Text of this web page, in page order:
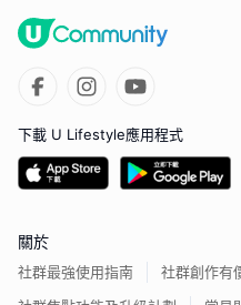
下載 U Lifestyle應用程式
關於
社群最強使用指南
社群創作有